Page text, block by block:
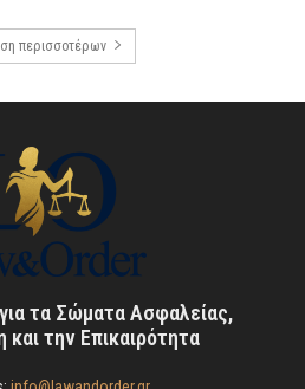
περισσοτέρων
για τα Σώματα Ασφαλείας,
και την Επικαιρότητα